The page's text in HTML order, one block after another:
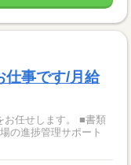
仕事です/月給
します。 ■書類
の進捗管理サポート